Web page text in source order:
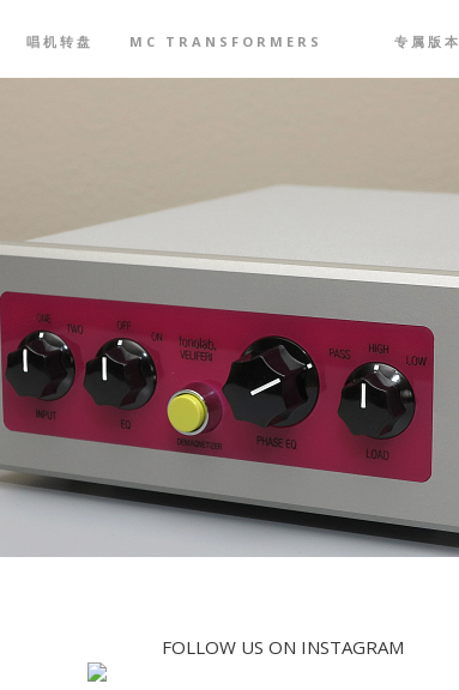
唱机转盘 MC TRANSFORMERS 专属版本
FOLLOW US ON INSTAGRAM